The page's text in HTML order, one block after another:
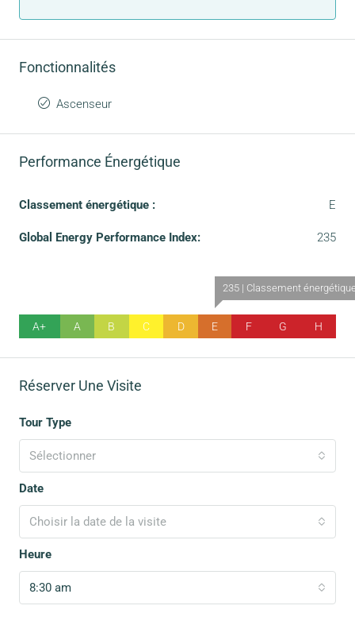
Fonctionnalités
Ascenseur
Performance Énergétique
Classement énergétique : E
Global Energy Performance Index: 235
A+ A B C D
235 | Classement
E F G H
Réserver Une Visite
Tour Type
Sélectionner
Date
Choisir la date de la visite
Heure
8:30 am